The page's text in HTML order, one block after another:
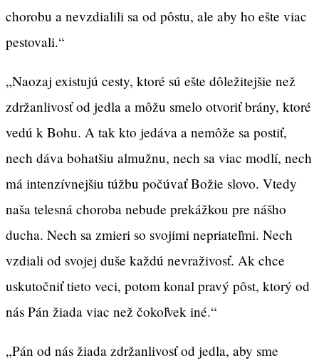
chorobu a nevzdialili sa od pôstu, ale aby ho ešte viac
pestovali.“
„Naozaj existujú cesty, ktoré sú ešte dôležitejšie než
zdržanlivosť od jedla a môžu smelo otvoriť brány, ktoré
vedú k Bohu. A tak kto jedáva a nemôže sa postiť,
nech dáva bohatšiu almužnu, nech sa viac modlí, nech
má intenzívnejšiu túžbu počúvať Božie slovo. Vtedy
naša telesná choroba nebude prekážkou pre nášho
ducha. Nech sa zmieri so svojimi nepriateľmi. Nech
vzdiali od svojej duše každú nevraživosť. Ak chce
uskutočniť tieto veci, potom konal pravý pôst, ktorý od
nás Pán žiada viac než čokoľvek iné.“
„Pán od nás žiada zdržanlivosť od jedla, aby sme